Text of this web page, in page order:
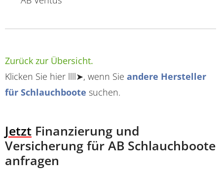
Zurück zur Übersicht.
Klicken Sie hier llll➤, wenn Sie andere Hersteller
für Schlauchboote suchen.
Jetzt Finanzierung und
Versicherung für AB Schlauchboote
anfragen